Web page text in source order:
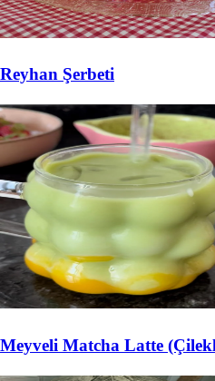
Reyhan Şerbeti
Meyveli Matcha Latte